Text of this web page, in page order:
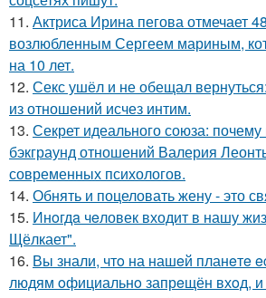
11. Актриса Ирина пегова отмечает
возлюбленным Сергеем мариным,
на 10 лет.
12. Секс ушёл и не обещал
из отношений исчез интим.
13. Секрет идеального союза: почему
бэкграунд отношений Валерия
современных психологов.
14. Обнять и поцеловать жену - это
15. Инoгдa чeловек входит в нашу
Щёлкает".
16. Вы знали, чтo на нашeй планeтe
людям oфициальнo запрeщён вхoд, и